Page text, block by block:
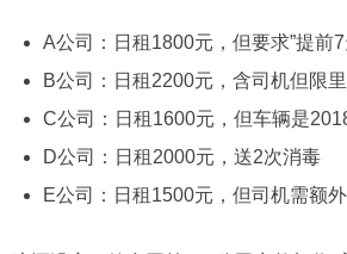
A公司：日租1800元，但要求”提前7
B公司：日租2200元，含司机但限
C公司：日租1600元，但车辆是
D公司：日租2000元，送2次消毒
E公司：日租1500元，但司机需额